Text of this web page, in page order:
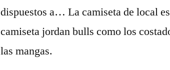
dispuestos a… La camiseta de local
camiseta jordan bulls como los
las mangas.